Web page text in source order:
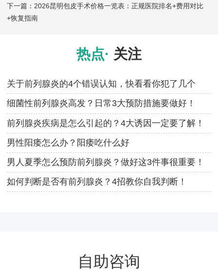
下一篇： 2026昆明包皮手术价格一览表：正规医院排名+费用对比
+恢复指南
热点· 关注
关于前列腺炎的4个错误认知，快看看你犯了几个
错！
细菌性前列腺炎高发？日常3大预防措施要做好！
前列腺炎疾病是怎么引起的？4大诱因一定要了解！
男性阳痿怎么办？阳痿吃什么好
男人夏季怎么预防前列腺炎？做好这3件事很重要！
如何判断是否有前列腺炎？4招教你自我判断！
自助咨询